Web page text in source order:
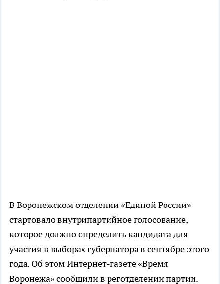
В Воронежском отделении «Единой России»
стартовало внутрипартийное голосование,
которое должно определить кандидата для
участия в выборах губернатора в сентябре этого
года. Об этом Интернет-газете «Время
Воронежа» сообщили в реготделении партии.